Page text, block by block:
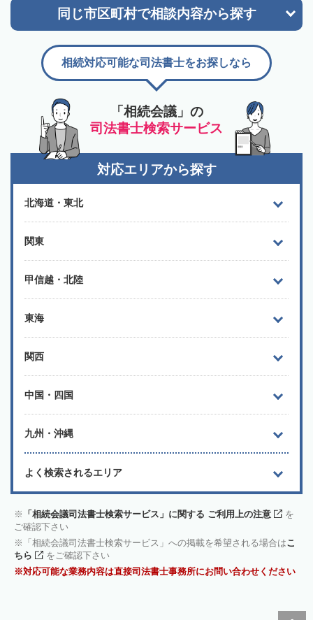
同じ市区町村で相談内容から探す
「相続会議」の
司法書士検索サービス
相続対応可能な司法書士をお探しなら
対応エリアから探す
北海道・東北
関東
甲信越・北陸
東海
関西
中国・四国
九州・沖縄
よく検索されるエリア
「相続会議司法書士検索サービス」に関する ご利用上の注意
を
ご確認下さい
「相続会議司法書士検索サービス」への掲載を希望される場合はこ
ちら
をご確認下さい
対応可能な業務内容は直接司法書士事務所にお問い合わせください